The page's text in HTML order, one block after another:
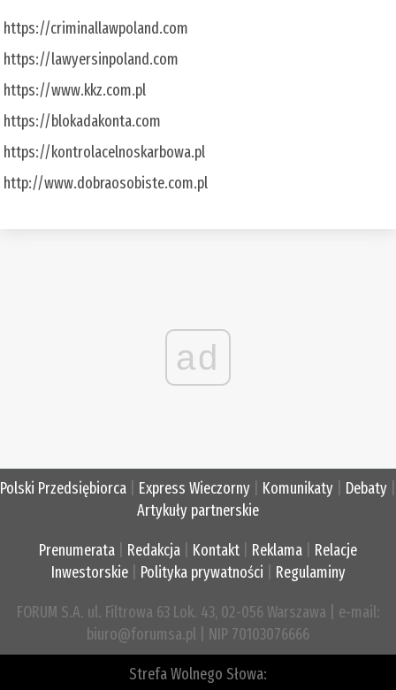
https://criminallawpoland.com
https://lawyersinpoland.com
https://www.kkz.com.pl
https://blokadakonta.com
https://kontrolacelnoskarbowa.pl
http://www.dobraosobiste.com.pl
ad
Polski Przedsiębiorca Express Wieczorny Komunikaty Debaty
Artykuły partnerskie
Prenumerata Redakcja Kontakt Reklama
Relacje
Inwestorskie| Polityka prywatności Regulaminy
FORUM S.A. ul. Filtrowa 63 Lok. 43, 02-056 Warszawa | e-mail:
biuro@forumsa.pl | NIP 70103076666
Strefa Wolnego Słowa: